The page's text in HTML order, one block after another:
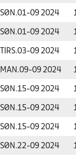
SØN.01-09 2024
SØN.01-09 2024
TIRS.03-09 2024
MAN.09-09 2024
SØN.15-09 2024
SØN.15-09 2024
SØN.15-09 2024
SØN.22-09 2024